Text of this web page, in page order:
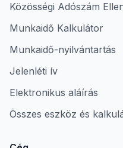
Közösségi Adószám
Munkaidő Kalkulátor
Munkaidő-nyilvántartás
Jelenléti ív
Elektronikus aláírás
Összes eszköz és